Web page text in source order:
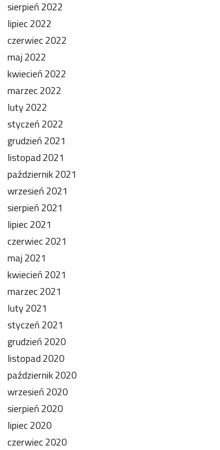
sierpień 2022
lipiec 2022
czerwiec 2022
maj 2022
kwiecień 2022
marzec 2022
luty 2022
styczeń 2022
grudzień 2021
listopad 2021
październik 2021
wrzesień 2021
sierpień 2021
lipiec 2021
czerwiec 2021
maj 2021
kwiecień 2021
marzec 2021
luty 2021
styczeń 2021
grudzień 2020
listopad 2020
październik 2020
wrzesień 2020
sierpień 2020
lipiec 2020
czerwiec 2020